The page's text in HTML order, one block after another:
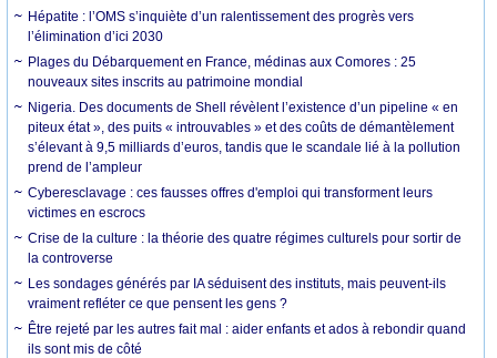
Hépatite : l’OMS s’inquiète d’un ralentissement des progrès vers
l’élimination d’ici 2030
Plages du Débarquement en France, médinas aux Comores : 25
nouveaux sites inscrits au patrimoine mondial
Nigeria. Des documents de Shell révèlent l’existence d’un pipeline « en
piteux état », des puits « introuvables » et des coûts de démantèlement
s’élevant à 9,5 milliards d’euros, tandis que le scandale lié à la pollution
prend de l’ampleur
Cyberesclavage : ces fausses offres d'emploi qui transforment leurs
victimes en escrocs
Crise de la culture : la théorie des quatre régimes culturels pour sortir de
la controverse
Les sondages générés par IA séduisent des instituts, mais peuvent-ils
vraiment refléter ce que pensent les gens ?
Être rejeté par les autres fait mal : aider enfants et ados à rebondir quand
ils sont mis de côté